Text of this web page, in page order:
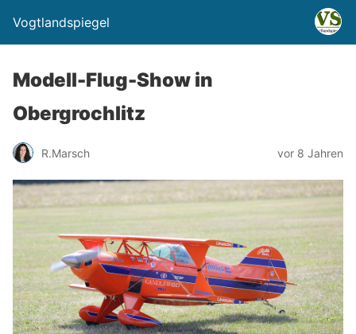
Vogtlandspiegel
Modell-Flug-Show in
Obergrochlitz
R.Marsch vor 8 Jahren